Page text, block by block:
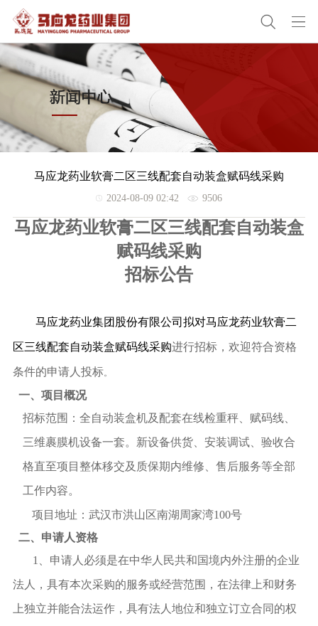
马应龙药业软膏二区三线配套自动装盒赋码线采购
2024-08-09 02:42 9506
马应龙药业软膏二区三线配套自动装盒
赋码线采购
招标公告
马应龙药业集团股份有限公司拟对马应龙药业软膏二
区三线配套自动装盒赋码线采购进行招标，欢迎符合资格
条件的申请人投标。
一、项目概况
招标范围：全自动装盒机及配套在线检重秤、赋码线、
三维裹膜机设备一套。新设备供货、安装调试、验收合
格直至项目整体移交及质保期内维修、售后服务等全部
工作内容。
项目地址： 武汉市洪山区南湖周家湾100号
二、申请人资格
1
、申请人必须是在中华人民共和国境内外注册的企业
法人，具有本次采购的服务或经营范围，在法律上和财务
上独立并能合法运作，具有法人地位和独立订立合同的权